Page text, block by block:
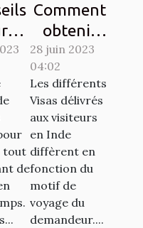
tout
de
Comment
obtenir
son visa
pour
l’inde ?
28 juin 2023
04:02
Les différents
Visas délivrés
aux visiteurs
en Inde
diffèrent en
fonction du
motif de
voyage du
demandeur....